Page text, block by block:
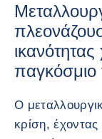
παγκόσμιο
Ο
κρίση,